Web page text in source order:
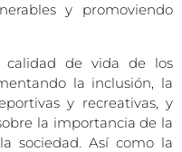
y promoviendo
calidad de vida de los
la inclusión, la
y recreativas, y
la importancia de la
sociedad. Así como la